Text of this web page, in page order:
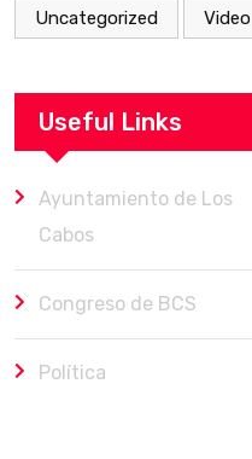
Uncategorized Video
Useful Links
Ayuntamiento de Los
Cabos
Congreso de BCS
Política